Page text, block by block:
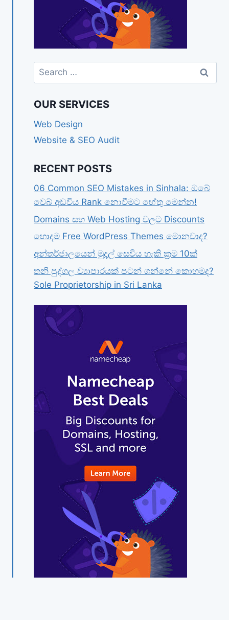
Search
for:
OUR SERVICES
Web Design
Website & SEO Audit
RECENT POSTS
06 Common SEO Mistakes in Sinhala: ඔබේ
වෙබ් අඩවිය Rank නොවීමට හේතු මෙන්න!
Domains සහ Web Hosting වලට Discounts
හොදම Free WordPress Themes මොනවාද?
අන්තර්ජාලයෙන් මුදල් සෙවිය හැකි ක්‍රම 10ක්
තනි පුද්ගල ව්‍යාපාරයක් පටන් ගන්නේ කොහමද?
Sole Proprietorship in Sri Lanka